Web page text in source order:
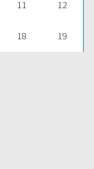
11 12
18 19